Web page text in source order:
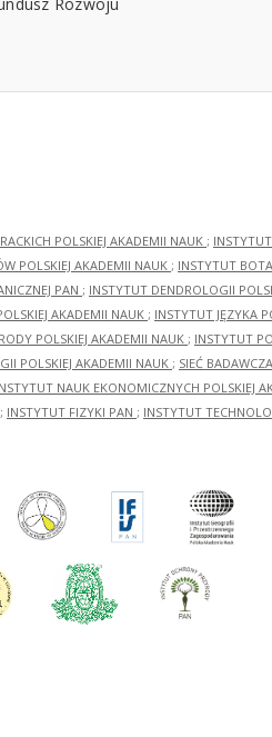
POLSKIEJ AKADEMII NAUK ;
POLSKIEJ AKADEMII NAUK ; INSTYTUT
PAN ; INSTYTUT DENDROLOGII
AKADEMII NAUK ; INSTYTUT JĘZYKA
POLSKIEJ AKADEMII NAUK ; INSTYTUT
POLSKIEJ AKADEMII NAUK ; SIEĆ
NAUK EKONOMICZNYCH POLSKIEJ
; INSTYTUT FIZYKI PAN ; INSTYTUT